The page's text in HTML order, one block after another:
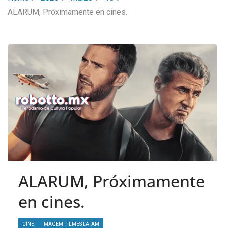
ALARUM, Próximamente en cines.
ALARUM, Próximamente
en cines.
CINE IMAGEM FILMES LATAM